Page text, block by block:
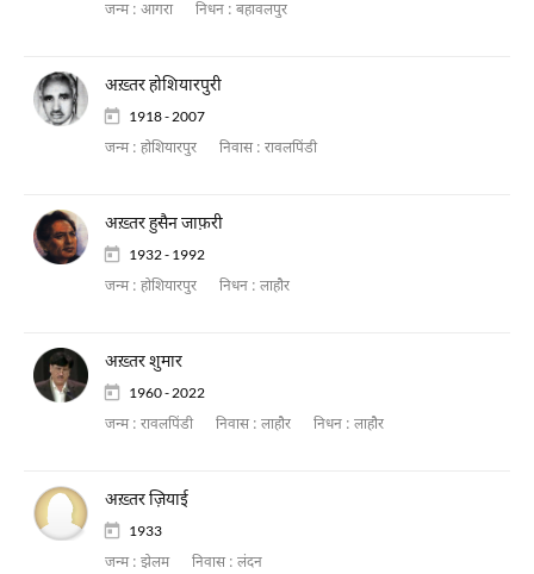
जन्म : आगरा निधन : बहावलपुर
अख़्तर होशियारपुरी
1918 - 2007
जन्म : होशियारपुर निवास : रावलपिंडी
अख़्तर हुसैन जाफ़री
1932 - 1992
जन्म : होशियारपुर निधन : लाहौर
अख़्तर शुमार
1960 - 2022
जन्म : रावलपिंडी निवास : लाहौर निधन : लाहौर
अख़्तर ज़ियाई
1933
जन्म : झेलम निवास : लंदन